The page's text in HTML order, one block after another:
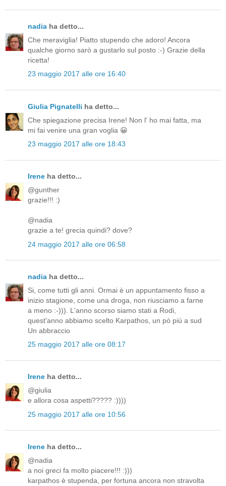
nadia ha detto...
Che meraviglia! Piatto stupendo che adoro! Ancora
qualche giorno sarò a gustarlo sul posto :-) Grazie della
ricetta!
23 maggio 2017 alle ore 16:40
Giulia Pignatelli ha detto...
Che spiegazione precisa Irene! Non l' ho mai fatta, ma
mi fai venire una gran voglia 😀
23 maggio 2017 alle ore 18:43
Irene ha detto...
@gunther
grazie!!! :)
@nadia
grazie a te! grecia quindi? dove?
24 maggio 2017 alle ore 06:58
nadia ha detto...
Si, come tutti gli anni. Ormai è un appuntamento fisso a
inizio stagione, come una droga, non riusciamo a farne
a meno :-))). L'anno scorso siamo stati a Rodi,
quest'anno abbiamo scelto Karpathos, un pò più a sud
Un abbraccio
25 maggio 2017 alle ore 08:17
Irene ha detto...
@giulia
e allora cosa aspetti????? :))))
25 maggio 2017 alle ore 10:56
Irene ha detto...
@nadia
a noi greci fa molto piacere!!! :)))
karpathos è stupenda, per fortuna ancora non stravolta